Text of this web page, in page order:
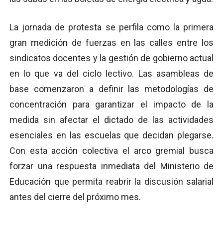
La jornada de protesta se perfila como la primera
gran medición de fuerzas en las calles entre los
sindicatos docentes y la gestión de gobierno actual
en lo que va del ciclo lectivo. Las asambleas de
base comenzaron a definir las metodologías de
concentración para garantizar el impacto de la
medida sin afectar el dictado de las actividades
esenciales en las escuelas que decidan plegarse.
Con esta acción colectiva el arco gremial busca
forzar una respuesta inmediata del Ministerio de
Educación que permita reabrir la discusión salarial
antes del cierre del próximo mes.